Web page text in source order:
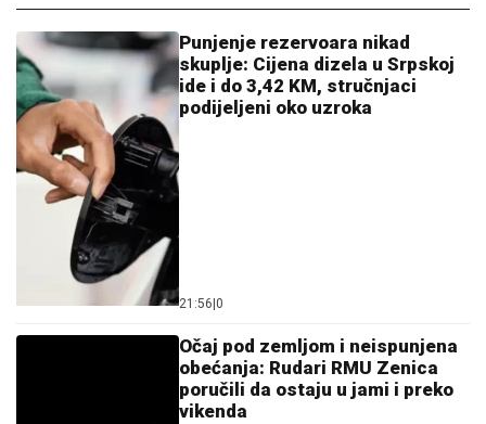
Punjenje rezervoara nikad
skuplje: Cijena dizela u Srpskoj
ide i do 3,42 KM, stručnjaci
podijeljeni oko uzroka
21:56 0
Očaj pod zemljom i neispunjena
obećanja: Rudari RMU Zenica
poručili da ostaju u jami i preko
vikenda